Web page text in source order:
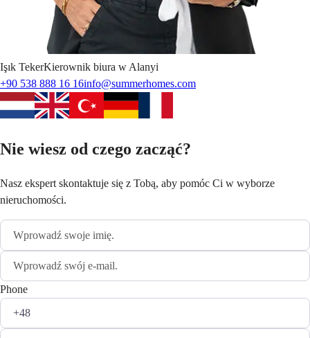
Işık TekerKierownik biura w Alanyi
+90 538 888 16 16info@summerhomes.com
Nie wiesz od czego zacząć?
Nasz ekspert skontaktuje się z Tobą, aby pomóc Ci w wyborze
nieruchomości.
Phone